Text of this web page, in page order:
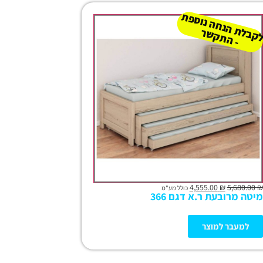
ל
ק
ב
ל
ת
הנ
ח
ה נו
ס
פ
ת
-
ה
ת
ק
ש
ר
₪
5,680.00
₪
4,555.00 כולל מע"מ
מיטה מרובעת ר.א דגם 366
למעבר למוצר